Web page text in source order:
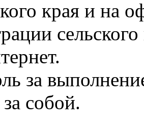
края и на
за
собой.